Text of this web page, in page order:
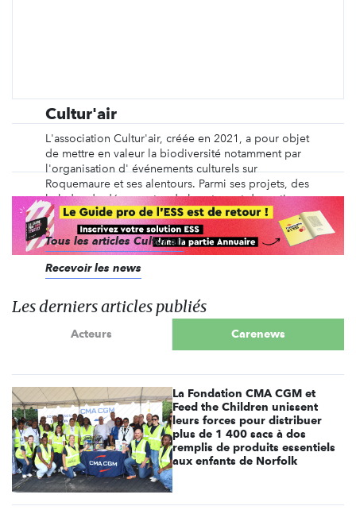
Cultur'air
L'association Cultur'air, créée en 2021, a pour objet
de mettre en valeur la biodiversité notamment par
l'organisation d' événements culturels sur
Roquemaure et ses alentours. Parmi ses projets, des
balades de découvertes de la nature et des actions
de sensibilisation à l'environnement, envers tous ...
Tous les articles Cultur'air
Recevoir les news
Les derniers articles publiés
Acteurs Carenews
La Fondation CMA CGM et
Feed the Children unissent
leurs forces pour distribuer
plus de 1 400 sacs à dos
remplis de produits essentiels
aux enfants de Norfolk